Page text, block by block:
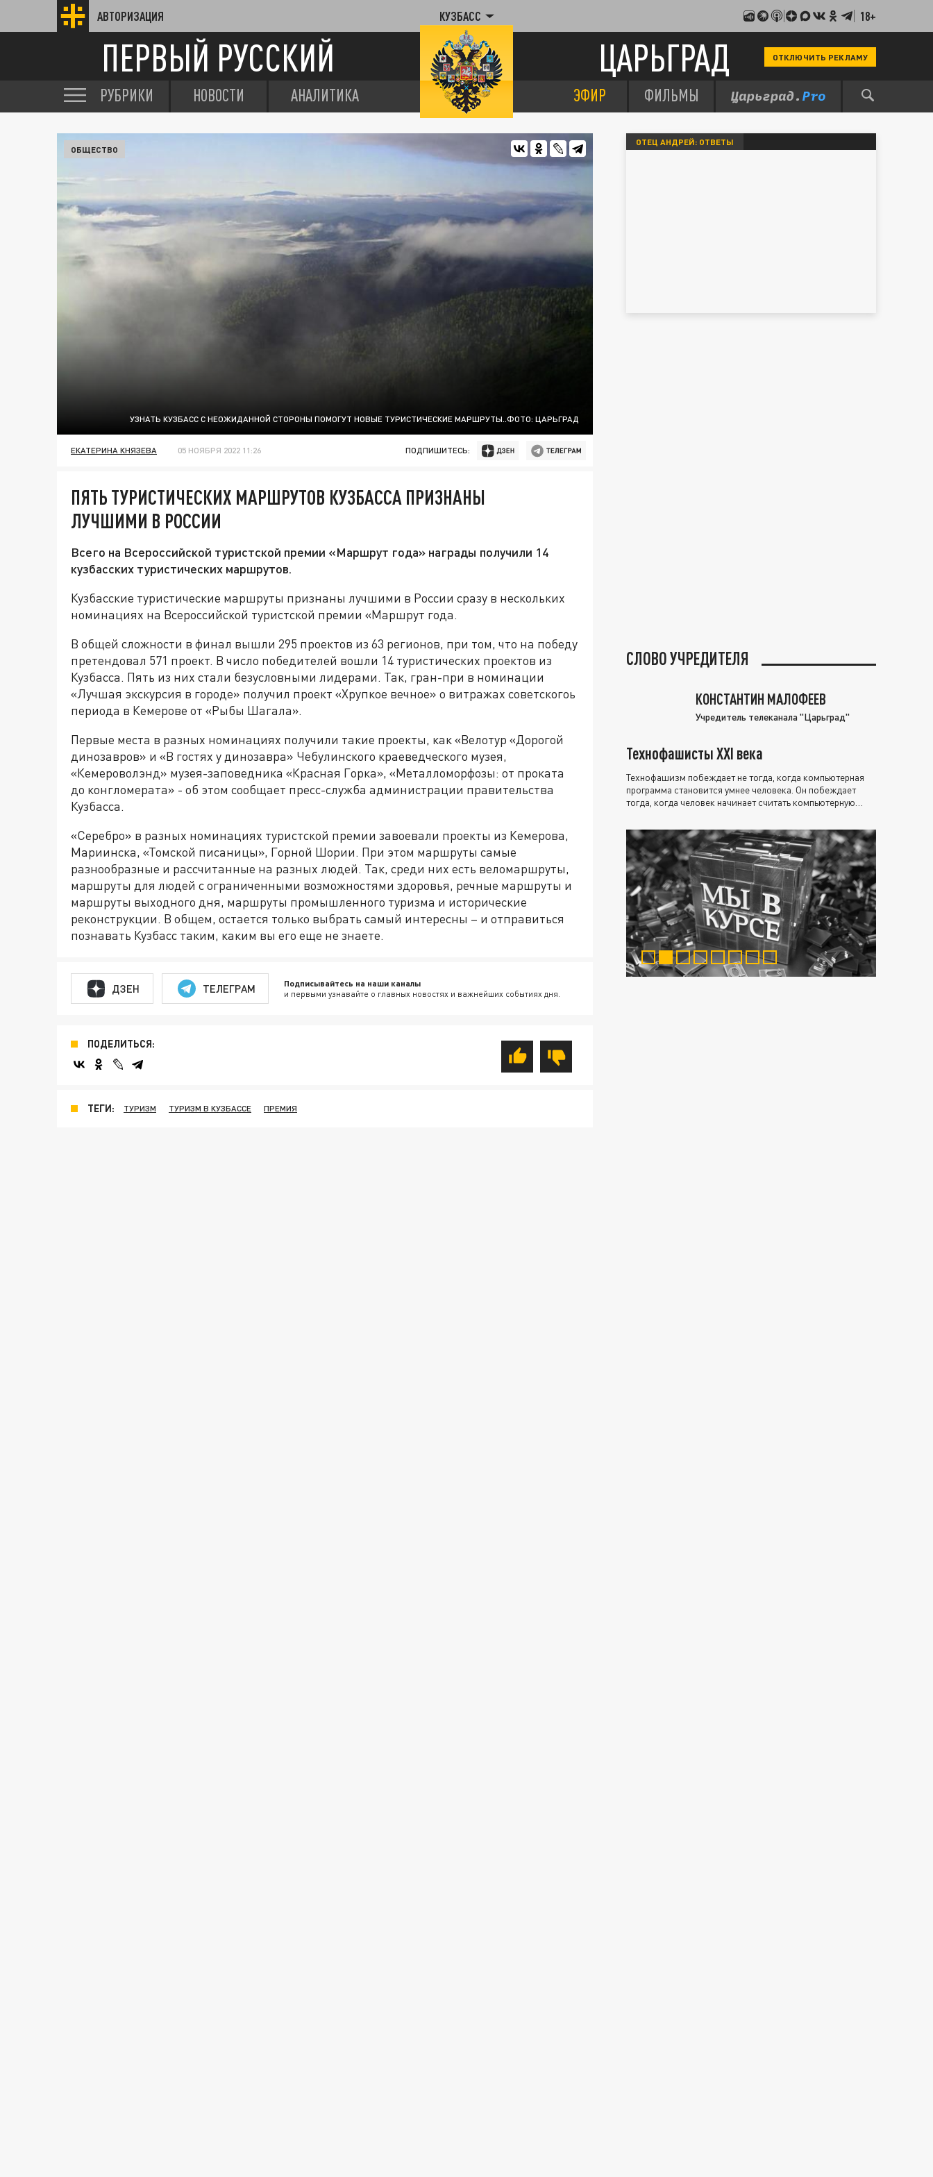
АВТОРИЗАЦИЯ КУЗБАСС 18+
ПЕРВЫЙ РУССКИЙ ЦАРЬГРАД ОТКЛЮЧИТЬ РЕКЛАМУ
РУБРИКИ НОВОСТИ АНАЛИТИКА ЭФИР ФИЛЬМЫ
УЗНАТЬ КУЗБАСС С НЕОЖИДАННОЙ СТОРОНЫ ПОМОГУТ НОВЫЕ ТУРИСТИЧЕСКИЕ МАРШРУТЫ..ФОТО: ЦАРЬГРАД
ОБЩЕСТВО
ЕКАТЕРИНА КНЯЗЕВА 05 НОЯБРЯ 2022 11:26 ПОДПИШИТЕСЬ:
ПЯТЬ ТУРИСТИЧЕСКИХ МАРШРУТОВ КУЗБАССА ПРИЗНАНЫ
ЛУЧШИМИ В РОССИИ
Всего на Всероссийской туристской премии «Маршрут года» награды получили 14
кузбасских туристических маршрутов.
Кузбасские туристические маршруты признаны лучшими в России сразу в нескольких
номинациях на Всероссийской туристской премии «Маршрут года.
В общей сложности в финал вышли 295 проектов из 63 регионов, при том, что на победу
претендовал 571 проект. В число победителей вошли 14 туристических проектов из
Кузбасса. Пять из них стали безусловными лидерами. Так, гран-при в номинации
«Лучшая экскурсия в городе» получил проект «Хрупкое вечное» о витражах советскогоь
периода в Кемерове от «Рыбы Шагала».
Первые места в разных номинациях получили такие проекты, как «Велотур «Дорогой
динозавров» и «В гостях у динозавра» Чебулинского краеведческого музея,
«Кемероволэнд» музея-заповедника «Красная Горка», «Металломорфозы: от проката
до конгломерата» - об этом сообщает пресс-служба администрации правительства
Кузбасса.
«Серебро» в разных номинациях туристской премии завоевали проекты из Кемерова,
Мариинска, «Томской писаницы», Горной Шории. При этом маршруты самые
разнообразные и рассчитанные на разных людей. Так, среди них есть веломаршруты,
маршруты для людей с ограниченными возможностями здоровья, речные маршруты и
маршруты выходного дня, маршруты промышленного туризма и исторические
реконструкции. В общем, остается только выбрать самый интересны – и отправиться
познавать Кузбасс таким, каким вы его еще не знаете.
ДЗЕН ТЕЛЕГРАМ Подписывайтесь на наши каналы
и первыми узнавайте о главных новостях и важнейших событиях дня.
ПОДЕЛИТЬСЯ:
ТЕГИ: ТУРИЗМ ТУРИЗМ В КУЗБАССЕ ПРЕМИЯ
ОТЕЦ АНДРЕЙ: ОТВЕТЫ
СЛОВО УЧРЕДИТЕЛЯ
КОНСТАНТИН МАЛОФЕЕВ
Учредитель телеканала "Царьград"
Технофашисты XXI века
Технофашизм побеждает не тогда, когда компьютерная
программа становится умнее человека. Он побеждает
тогда, когда человек начинает считать компьютерную